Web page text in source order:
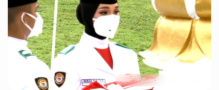
Foto : YouTube/Sekretariat Presiden